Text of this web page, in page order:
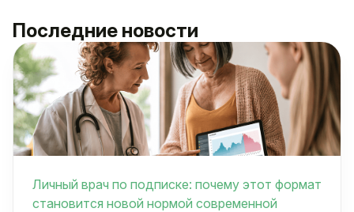
Последние новости
Личный врач по подписке: почему этот формат
становится новой нормой современной